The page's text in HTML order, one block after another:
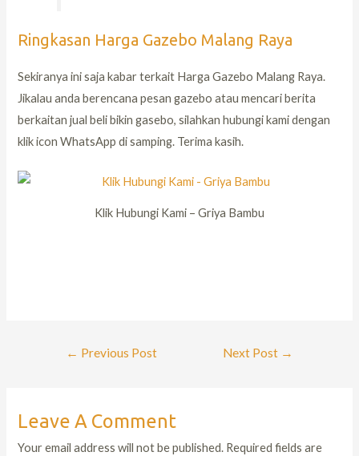
Ringkasan Harga Gazebo Malang Raya
Sekiranya ini saja kabar terkait Harga Gazebo Malang Raya.
Jikalau anda berencana pesan gazebo atau mencari berita
berkaitan jual beli bikin gasebo, silahkan hubungi kami dengan
klik icon WhatsApp di samping. Terima kasih.
Klik Hubungi Kami – Griya Bambu
← Previous Post Next Post →
Leave A Comment
Your email address will not be published. Required fields are